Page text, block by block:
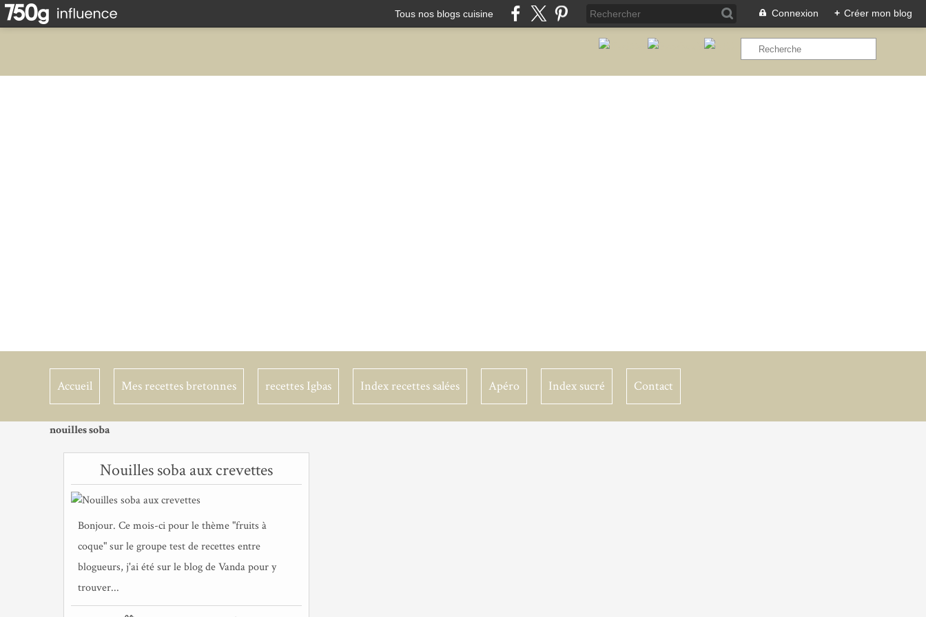
Tous nos blogs cuisine Connexion + Créer mon blog
Accueil Mes recettes bretonnes recettes Igbas Index recettes salées Apéro Index sucré Contact
nouilles soba
Nouilles soba aux crevettes
Bonjour. Ce mois-ci pour le thème "fruits à
coque" sur le groupe test de recettes entre
blogueurs, j'ai été sur le blog de Vanda pour y
trouver...